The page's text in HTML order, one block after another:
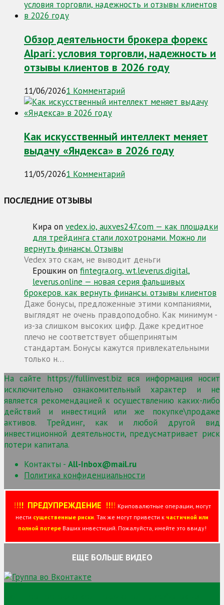
Обзор деятельности брокера форекс
Alpari: условия торговли, надежность и
отзывы клиентов в 2026 году
11/06/20261 Комментарий
Как искусственный интеллект меняет
выдачу «Яндекса» в 2026 году
11/05/20261 Комментарий
ПОСЛЕДНИЕ ОТЗЫВЫ
Кира on vedex.io, auxves247.com — как площадки
для трейдинга стали лохотронами. Можно ли
вернуть финансы. Отзывы
Vedex это скам, не выводит деньги
Ерошкин on fintegra.org, wt.leverus.digital,
leverus.online — новая серия фальшивых
брокеров. как вернуть финансы. отзывы клиентов
Даже бонусы, предложенные этими компаниями,
выглядят не очень правдоподобно. Как минимум -
из-за слишком высоких цифр. Даже кредитное
плечо не соответствует общепринятым
стандартам. Бонусы кажутся привлекательными
только н…
На сайте https://fullinvest.biz вся информация носит
исключительно ознакомительный характер и не
является рекомендацией к осуществлению каких-либо
действий и инвестиций или же покупке\продаже
активов. Трейдинг, как и любой другой вид
инвестиционной деятельности, предусматривает риск
потери капитала.
Контакты - All-Inbox@mail.ru
Политика конфиденциальности
!!!!ПРЕДУПРЕЖДЕНИЕ !!!! Криповалютные операции, могут
нести существенные риски . Так же могут привести к частичной или
полной потереВаших инвестиций. Пожалуйста, имейте это ввиду!
ЕЩЕ БОЛЬШЕ ВИДЕО